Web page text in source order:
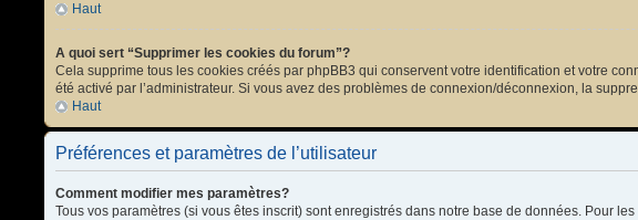
Haut
A quoi sert “Supprimer les cookies du forum”?
Cela supprime tous les cookies créés par phpBB3 qui conservent votre identification et votre
été activé par l’administrateur. Si vous avez des problèmes de connexion/déconnexion, la
Haut
Préférences et paramètres de l’utilisateur
Comment modifier mes paramètres?
Tous vos paramètres (si vous êtes inscrit) sont enregistrés dans notre base de données. Pour